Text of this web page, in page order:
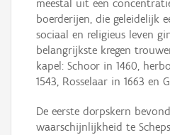
meestal uit een
boerderijen, die geleidelijk
sociaal en religieus leven
belangrijkste kregen
kapel: Schoor in 1460,
1543, Rosselaar in 1663 en
De eerste dorpskern
waarschijnlijkheid te